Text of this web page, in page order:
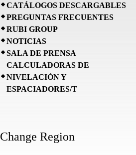
CATÁLOGOS DESCARGABLES
PREGUNTAS FRECUENTES
RUBI GROUP
NOTICIAS
SALA DE PRENSA
CALCULADORAS DE
NIVELACIÓN Y
ESPACIADORES/T
Change Region